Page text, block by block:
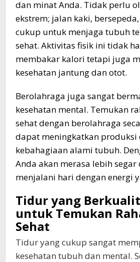
dan minat Anda. Tidak perlu
ekstrem; jalan kaki,
cukup untuk menjaga tubuh
sehat. Aktivitas fisik ini tidak
membakar kalori tetapi juga
kesehatan jantung dan otot.
Berolahraga juga sangat
kesehatan mental. Temukan
sehat dengan berolahraga
dapat meningkatkan produksi
kebahagiaan alami tubuh.
Anda akan merasa lebih segar
menjalani hari dengan energi
Tidur yang
untuk Temukan
Sehat
Tidur yang cukup sangat
kesehatan tubuh dan mental.